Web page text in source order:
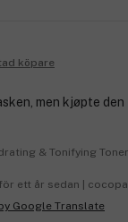
köpare
men kjøpte
& Tonifying
ett år sedan |